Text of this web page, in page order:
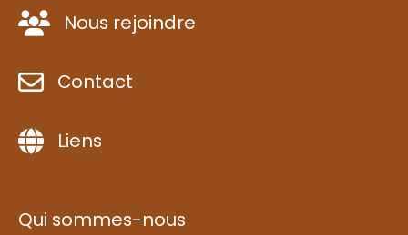
Nous rejoindre
Contact
Liens
Qui sommes-nous